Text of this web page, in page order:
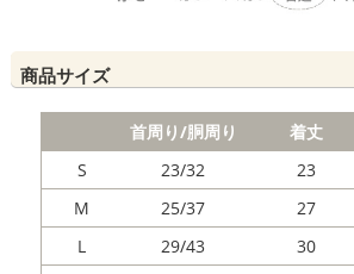
商品サイズ
首周り/胴周り 着丈
S
23/32 23
M
25/37 27
L
29/43 30